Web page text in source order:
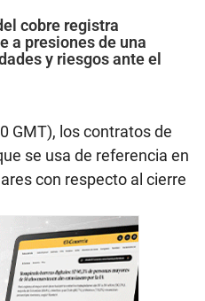
cobre registra
a presiones de una
y riesgos ante el
GMT), los contratos de
se usa de referencia en
con respecto al cierre